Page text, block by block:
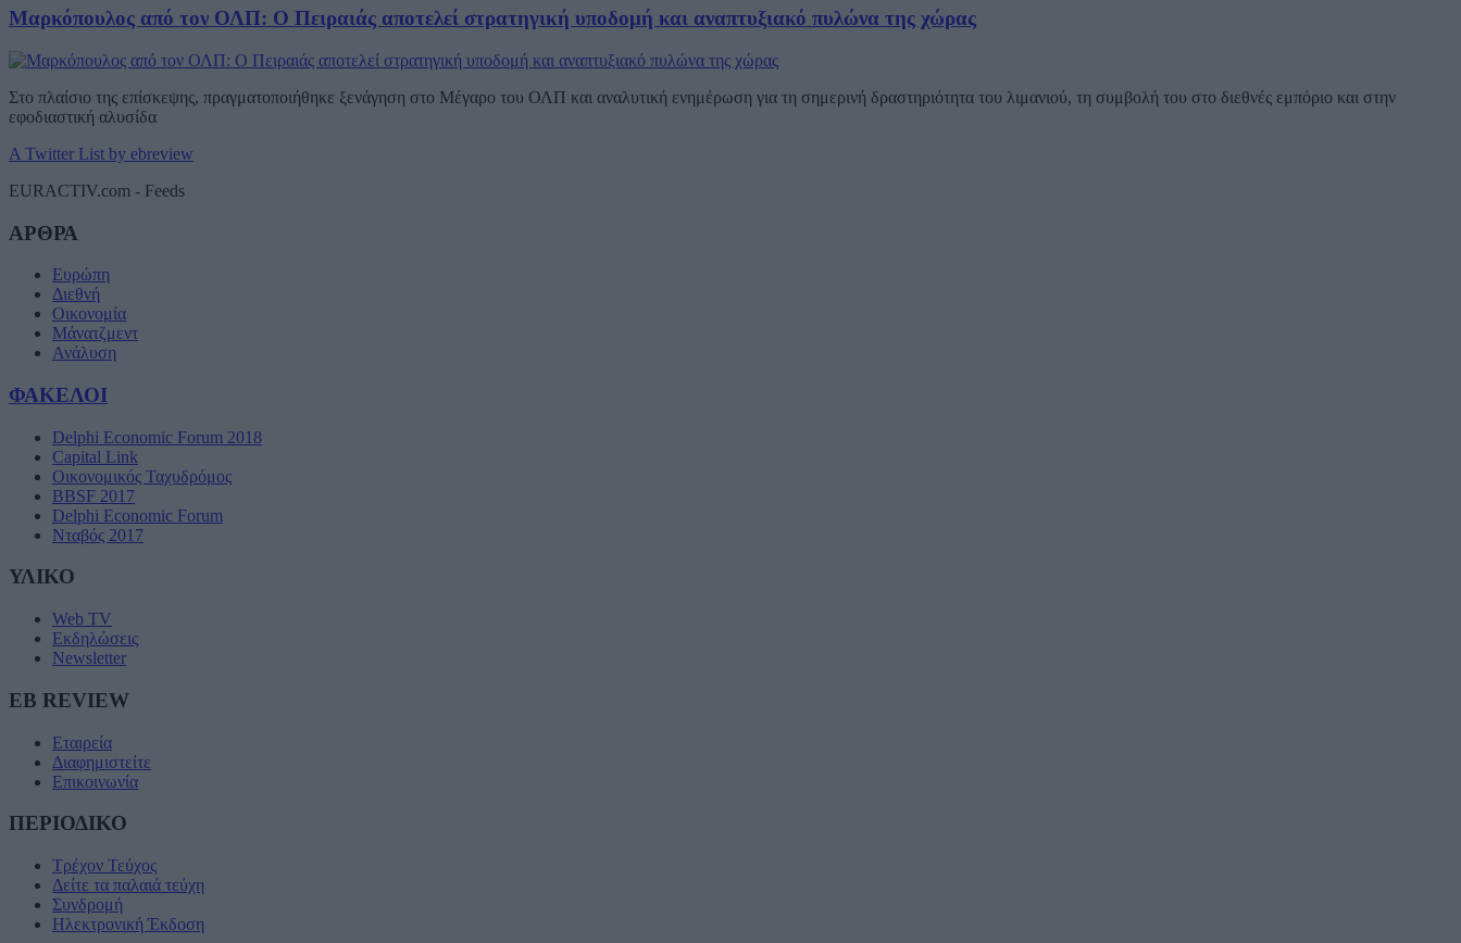
Μαρκόπουλος από τον ΟΛΠ: Ο Πειραιάς αποτελεί στρατηγική υποδομή και αναπτυξιακό πυλώνα της χώρας
Στο πλαίσιο της επίσκεψης, πραγματοποιήθηκε ξενάγηση στο Μέγαρο του ΟΛΠ και αναλυτική ενημέρωση για τη σημερινή δραστηριότητα του λιμανιού, τη συμβολή του στο διεθνές εμπόριο και στην
εφοδιαστική αλυσίδα
A Twitter List by ebreview
EURACTIV.com - Feeds
ΑΡΘΡΑ
Ευρώπη
Διεθνή
Οικονομία
Μάνατζμεντ
Ανάλυση
ΦΑΚΕΛΟΙ
Delphi Economic Forum 2018
Capital Link
Οικονομικός Ταχυδρόμος
BBSF 2017
Delphi Economic Forum
Νταβός 2017
ΥΛΙΚΟ
Web TV
Εκδηλώσεις
Newsletter
EB REVIEW
Εταιρεία
Διαφημιστείτε
Επικοινωνία
ΠΕΡΙΟΔΙΚΟ
Τρέχον Τεύχος
Δείτε τα παλαιά τεύχη
Συνδρομή
Ηλεκτρονική Έκδοση